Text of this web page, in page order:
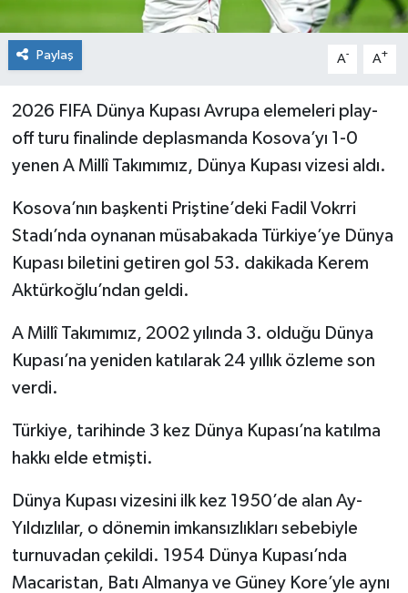
Paylaş A- A+
2026 FIFA Dünya Kupası Avrupa elemeleri play-
off turu finalinde deplasmanda Kosova’yı 1-0
yenen A Millî Takımımız, Dünya Kupası vizesi aldı.
Kosova’nın başkenti Priştine’deki Fadil Vokrri
Stadı’nda oynanan müsabakada Türkiye’ye Dünya
Kupası biletini getiren gol 53. dakikada Kerem
Aktürkoğlu’ndan geldi.
A Millî Takımımız, 2002 yılında 3. olduğu Dünya
Kupası’na yeniden katılarak 24 yıllık özleme son
verdi.
Türkiye, tarihinde 3 kez Dünya Kupası’na katılma
hakkı elde etmişti.
Dünya Kupası vizesini ilk kez 1950’de alan Ay-
Yıldızlılar, o dönemin imkansızlıkları sebebiyle
turnuvadan çekildi. 1954 Dünya Kupası’nda
Macaristan, Batı Almanya ve Güney Kore’yle aynı